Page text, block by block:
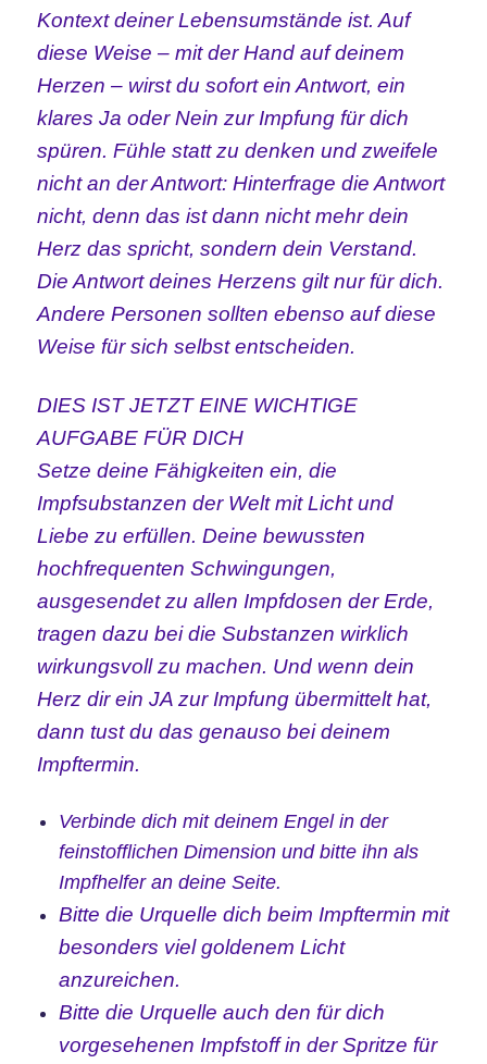
Kontext deiner Lebensumstände ist. Auf
diese Weise – mit der Hand auf deinem
Herzen – wirst du sofort ein Antwort, ein
klares Ja oder Nein zur Impfung für dich
spüren. Fühle statt zu denken und zweifele
nicht an der Antwort: Hinterfrage die Antwort
nicht, denn das ist dann nicht mehr dein
Herz das spricht, sondern dein Verstand.
Die Antwort deines Herzens gilt nur für dich.
Andere Personen sollten ebenso auf diese
Weise für sich selbst entscheiden.
DIES IST JETZT EINE WICHTIGE
AUFGABE FÜR DICH
Setze deine Fähigkeiten ein, die
Impfsubstanzen der Welt mit Licht und
Liebe zu erfüllen. Deine bewussten
hochfrequenten Schwingungen,
ausgesendet zu allen Impfdosen der Erde,
tragen dazu bei die Substanzen wirklich
wirkungsvoll zu machen. Und wenn dein
Herz dir ein JA zur Impfung übermittelt hat,
dann tust du das genauso bei deinem
Impftermin.
Verbinde dich mit deinem Engel in der
feinstofflichen Dimension und bitte ihn als
Impfhelfer an deine Seite.
Bitte die Urquelle dich beim Impftermin mit
besonders viel goldenem Licht
anzureichen.
Bitte die Urquelle auch den für dich
vorgesehenen Impfstoff in der Spritze für